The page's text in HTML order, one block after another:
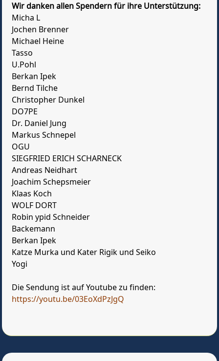
Wir danken allen Spendern für ihre Unterstützung:
Micha L
Jochen Brenner
Michael Heine
Tasso
U.Pohl
Berkan Ipek
Bernd Tilche
Christopher Dunkel
DO7PE
Dr. Daniel Jung
Markus Schnepel
OGU
SIEGFRIED ERICH SCHARNECK
Andreas Neidhart
Joachim Schepsmeier
Klaas Koch
WOLF DORT
Robin ypid Schneider
Backemann
Berkan Ipek
Katze Murka und Kater Rigik und Seiko
Yogi
Die Sendung ist auf Youtube zu finden:
https://youtu.be/03EoXdPzJgQ